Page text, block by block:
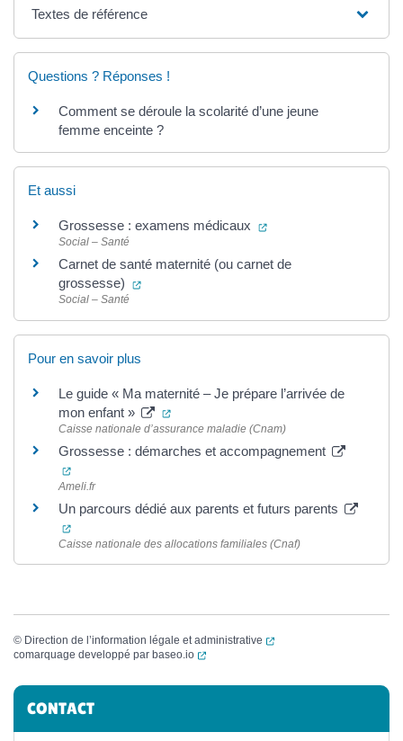
Textes de référence
Questions ? Réponses !
Comment se déroule la scolarité d’une jeune
femme enceinte ?
Et aussi
Grossesse : examens médicaux (ouverture dans un
Social – Santé
Carnet de santé maternité (ou carnet de
grossesse)
(ouverture dans un nouvel onglet)
Social – Santé
Pour en savoir plus
Le guide « Ma maternité – Je prépare l’arrivée de
mon enfant »
(ouverture dans un nouvel onglet)
Caisse nationale d’assurance maladie (Cnam)
Grossesse : démarches et accompagnement
(ouverture dans un nouvel onglet)
Ameli.fr
Un parcours dédié aux parents et futurs parents
(ouverture dans un nouvel onglet)
Caisse nationale des allocations familiales (Cnaf)
© Direction de l’information légale et administrative
(ouverture dans un
comarquage developpé par baseo.io (ouverture dans un nouvel onglet)
Informations complémentaires
CONTACT